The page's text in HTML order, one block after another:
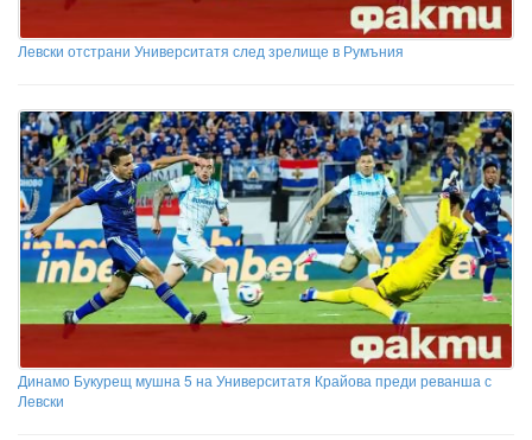
Левски отстрани Университатя след зрелище в Румъния
Динамо Букурещ мушна 5 на Университатя Крайова преди реванша с
Левски